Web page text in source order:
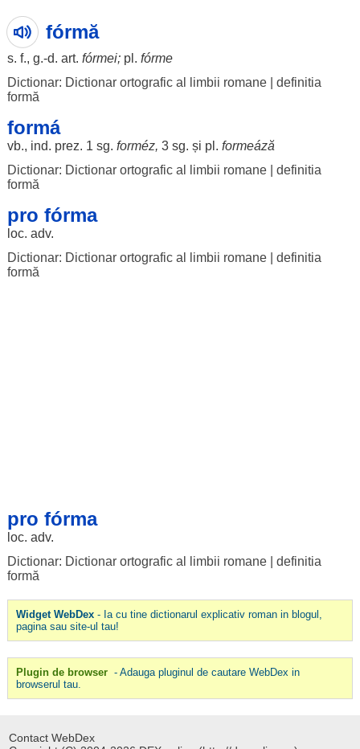
fórmă
s. f., g.-d. art. fórmei;pl. fórme
Dictionar: Dictionar ortografic al limbii romane| definitia
formă
formá
vb., ind. prez. 1 sg. forméz, 3 sg. și pl. formeáză
Dictionar: Dictionar ortografic al limbii romane| definitia
formă
pro fórma
loc. adv.
Dictionar: Dictionar ortografic al limbii romane| definitia
formă
pro fórma
loc. adv.
Dictionar: Dictionar ortografic al limbii romane| definitia
formă
Widget WebDex- Ia cu tine dictionarul explicativ roman in blogul,
pagina sau site-ul tau!
Plugin de browser - Adauga pluginul de cautare WebDex in
browserul tau.
Contact WebDex